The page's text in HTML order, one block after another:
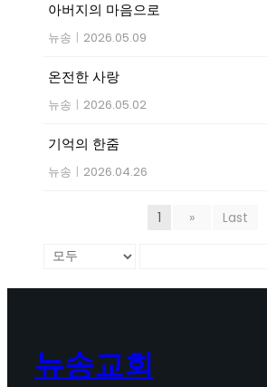
아버지의 마음으로
뉴송 | 2026.05.09
온전한 사랑
뉴송 | 2026.05.02
기억의 한줌
뉴송 | 2026.04.26
1 » Last
뉴송교회